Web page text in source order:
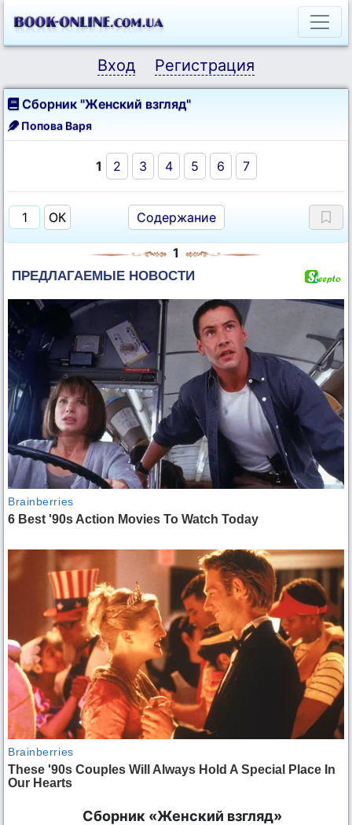
Вход Регистрация
Сборник "Женский взгляд"
Попова Варя
1 2 3 4 5 6 7
Содержание
1
Сборник «Женский взгляд»